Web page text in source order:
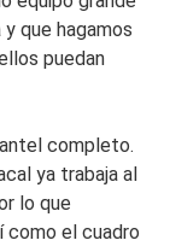
que hagamos
puedan
completo.
ya trabaja al
lo que
como el cuadro